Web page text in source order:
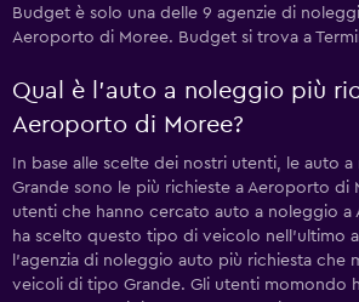
Budget è solo una delle 9 agenzie di
Aeroporto di Moree. Budget si trova a
Qual è l'auto a noleggio più
Aeroporto di Moree?
In base alle scelte dei nostri utenti, le auto
Grande sono le più richieste a Aeroporto di
utenti che hanno cercato auto a noleggio
ha scelto questo tipo di veicolo nell'ultimo
l'agenzia di noleggio auto più richiesta che
veicoli di tipo Grande. Gli utenti momondo